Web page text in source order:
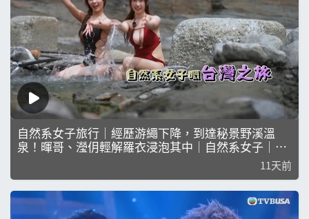
自然系女子旅行｜經歷游繩下降，到達秘景野溪溫
泉！暉哥、瀅仴輕解羅衣浸泡其中｜自然系女子｜林
11天前